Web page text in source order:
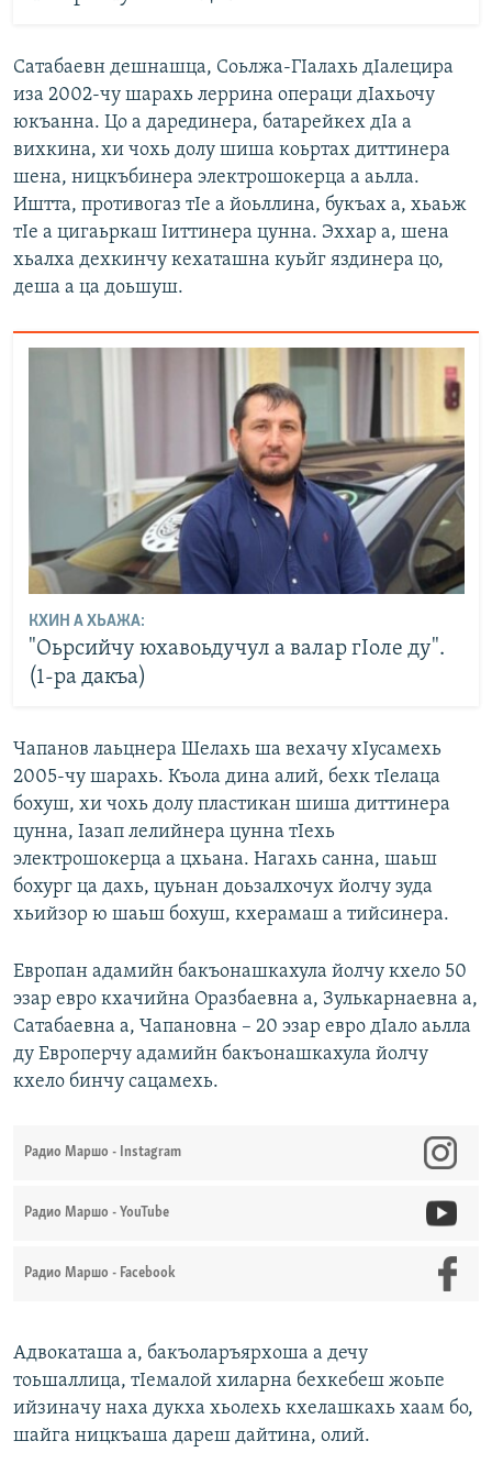
Сатабаевн дешнашца, Соьлжа-ГIалахь дIалецира
иза 2002-чу шарахь леррина операци дIахьочу
юкъанна. Цо а дарединера, батарейкех дIа а
вихкина, хи чохь долу шиша коьртах диттинера
шена, ницкъбинера электрошокерца а аьлла.
Иштта, противогаз тIе а йоьллина, букъах а, хьаьж
тIе а цигаьркаш Iиттинера цунна. Эххар а, шена
хьалха дехкинчу кехаташна куьйг яздинера цо,
деша а ца доьшуш.
КХИН А ХЬАЖА:
"Оьрсийчу юхавоьдучул а валар гIоле ду".
(1-ра дакъа)
Чапанов лаьцнера Шелахь ша вехачу хIусамехь
2005-чу шарахь. Къола дина алий, бехк тIелаца
бохуш, хи чохь долу пластикан шиша диттинера
цунна, Iазап лелийнера цунна тIехь
электрошокерца а цхьана. Нагахь санна, шаьш
бохург ца дахь, цуьнан доьзалхочух йолчу зуда
хьийзор ю шаьш бохуш, кхерамаш а тийсинера.
Европан адамийн бакъонашкахула йолчу кхело 50
эзар евро кхачийна Оразбаевна а, Зулькарнаевна а,
Сатабаевна а, Чапановна – 20 эзар евро дIало аьлла
ду Европерчу адамийн бакъонашкахула йолчу
кхело бинчу сацамехь.
Радио Маршо - Instagram
Радио Маршо - YouTube
Радио Маршо - Facebook
Адвокаташа а, бакъоларъярхоша а дечу
тоьшаллица, тIемалой хиларна бехкебеш жоьпе
ийзиначу наха дукха хьолехь кхелашкахь хаам бо,
шайга ницкъаша дареш дайтина, олий.